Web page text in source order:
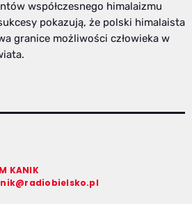
współczesnego himalaizmu
pokazują, że polski himalaista
granice możliwości człowieka w
KANIK